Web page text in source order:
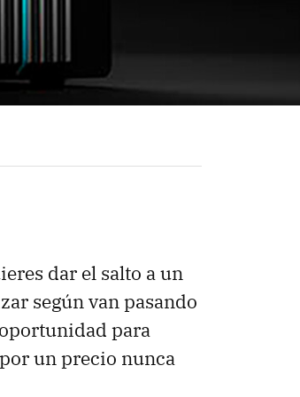
dar el salto a un
según van pasando
para
por un precio nunca